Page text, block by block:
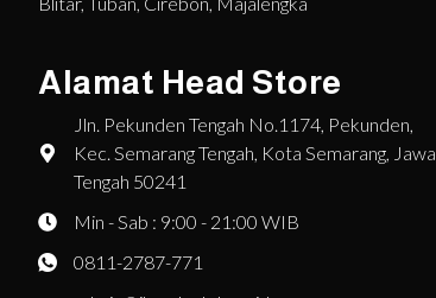
Alamat Head Store
Jln. Pekunden Tengah No.1174, Pekunden,
Kec. Semarang Tengah, Kota Semarang, Jawa
Tengah 50241
Min - Sab : 9:00 - 21:00 WIB
0811-2787-771